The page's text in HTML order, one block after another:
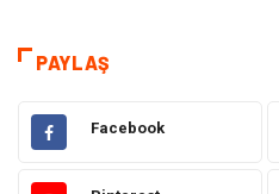
Eğitim
Makine
Gıda
PAYLAŞ
Facebook